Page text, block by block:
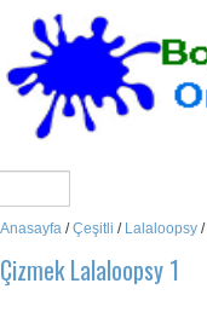
Anasayfa /Çeşitli / Lalaloopsy /
Çizmek Lalaloopsy 1